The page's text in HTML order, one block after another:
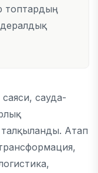
топтардың
саяси, сауда-
талқыланды. Атап